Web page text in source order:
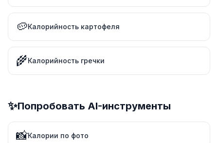
🥔Калорийность картофеля
🌾Калорийность гречки
✨Попробовать AI-инструменты
📸Калории по фото